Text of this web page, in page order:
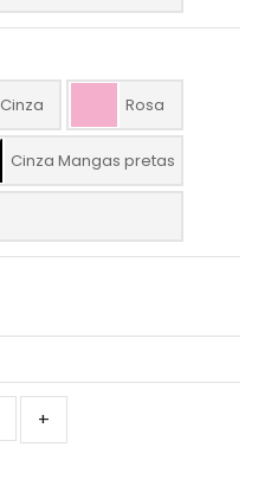
Cinza Rosa
Cinza Mangas pretas
+